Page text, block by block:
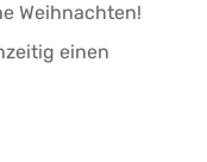
Weihnachten!
einen